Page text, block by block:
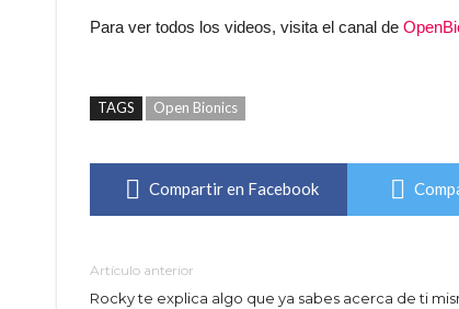
Para ver todos los videos, visita el canal de
TAGS Open Bionics
Compartir en Facebook
Artículo anterior
Rocky te explica algo que ya sabes acerca de ti